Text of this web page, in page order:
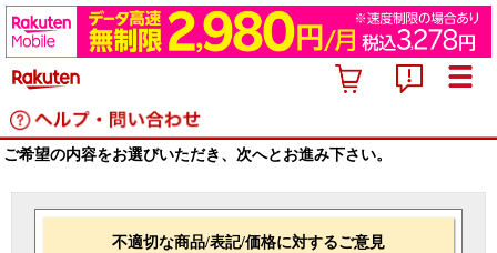
ご希望の内容をお選びいただき、次へとお進み下さい。
不適切な商品/表記/価格に対するご意見